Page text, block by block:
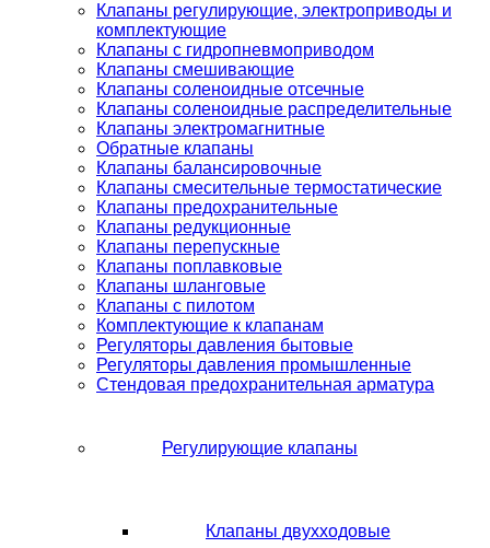
Клапаны регулирующие, электроприводы и
комплектующие
Клапаны с гидропневмоприводом
Клапаны смешивающие
Клапаны соленоидные отсечные
Клапаны соленоидные распределительные
Клапаны электромагнитные
Обратные клапаны
Клапаны балансировочные
Клапаны смесительные термостатические
Клапаны предохранительные
Клапаны редукционные
Клапаны перепускные
Клапаны поплавковые
Клапаны шланговые
Клапаны с пилотом
Комплектующие к клапанам
Регуляторы давления бытовые
Регуляторы давления промышленные
Стендовая предохранительная арматура
Регулирующие клапаны
Клапаны двухходовые